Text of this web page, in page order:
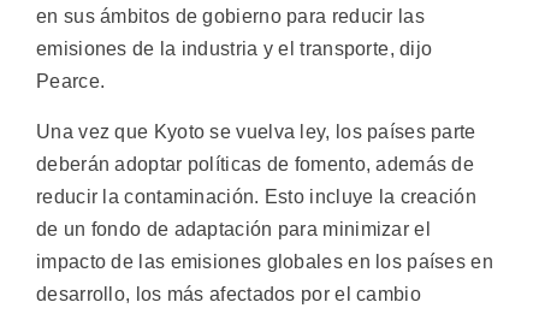
en sus ámbitos de gobierno para reducir las
emisiones de la industria y el transporte, dijo
Pearce.
Una vez que Kyoto se vuelva ley, los países parte
deberán adoptar políticas de fomento, además de
reducir la contaminación. Esto incluye la creación
de un fondo de adaptación para minimizar el
impacto de las emisiones globales en los países en
desarrollo, los más afectados por el cambio